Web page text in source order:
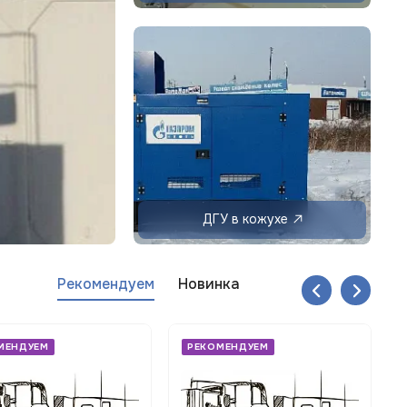
ДГУ в кожухе
Рекомендуем Новинка
РЕКОМЕНДУЕМ